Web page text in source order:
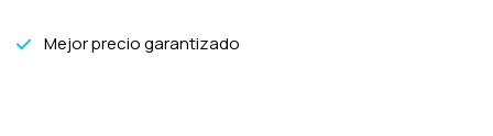
Mejor precio garantizado